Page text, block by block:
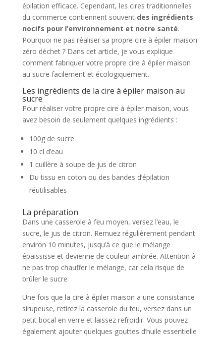
épilation efficace. Cependant, les cires traditionnelles
du commerce contiennent souvent des ingrédients
nocifs pour l’environnement et notre santé.
Pourquoi ne pas réaliser sa propre cire à épiler maison
zéro déchet ? Dans cet article, je vous explique
comment fabriquer votre propre cire à épiler maison
au sucre facilement et écologiquement.
Les ingrédients de la cire à épiler maison au
sucre
Pour réaliser votre propre cire à épiler maison, vous
avez besoin de seulement quelques ingrédients :
100g de sucre
10 cl d’eau
1 cuillère à soupe de jus de citron
Du tissu en coton ou des bandes d’épilation
réutilisables
La préparation
Dans une casserole à feu moyen, versez l’eau, le
sucre, le jus de citron. Remuez régulièrement pendant
environ 10 minutes, jusqu’à ce que le mélange
épaississe et devienne de couleur ambrée. Attention à
ne pas trop chauffer le mélange, car cela risque de
brûler le sucre.
Une fois que la cire à épiler maison a une consistance
sirupeuse, retirez la casserole du feu, versez dans un
petit bocal en verre et laissez refroidir. Vous pouvez
également ajouter quelques gouttes d’huile essentielle